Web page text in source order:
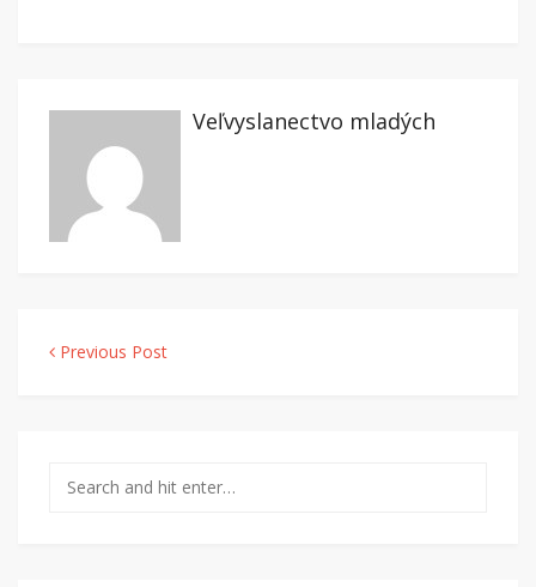
Veľvyslanectvo mladých
Navigácia v článku
Previous Post